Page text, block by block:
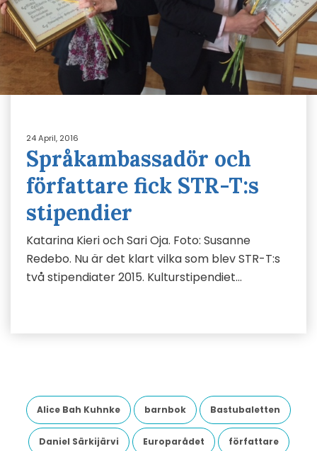
24 April, 2016
Språkambassadör och
författare fick STR-T:s
stipendier
Katarina Kieri och Sari Oja. Foto: Susanne
Redebo. Nu är det klart vilka som blev STR-T:s
två stipendiater 2015. Kulturstipendiet…
Alice Bah Kuhnke barnbok Bastubaletten
Daniel Särkijärvi Europarådet författare